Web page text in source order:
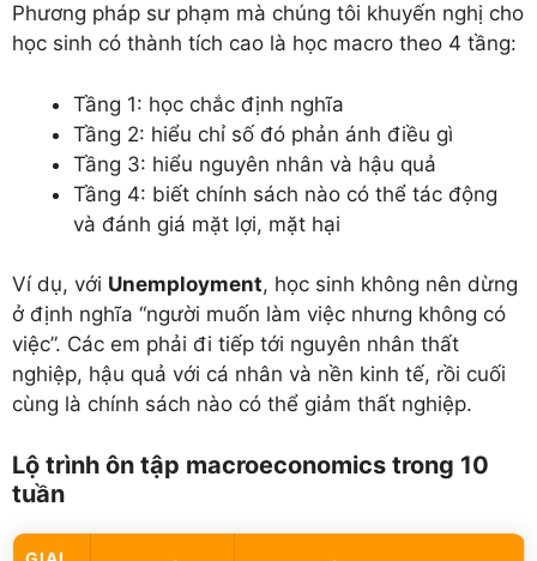
Phương pháp sư phạm mà chúng tôi khuyến nghị cho
học sinh có thành tích cao là học macro theo 4 tầng:
Tầng 1: học chắc định nghĩa
Tầng 2: hiểu chỉ số đó phản ánh điều gì
Tầng 3: hiểu nguyên nhân và hậu quả
Tầng 4: biết chính sách nào có thể tác động
và đánh giá mặt lợi, mặt hại
Ví dụ, với Unemployment, học sinh không nên dừng
ở định nghĩa “người muốn làm việc nhưng không có
việc”. Các em phải đi tiếp tới nguyên nhân thất
nghiệp, hậu quả với cá nhân và nền kinh tế, rồi cuối
cùng là chính sách nào có thể giảm thất nghiệp.
Lộ trình ôn tập macroeconomics trong 10
tuần